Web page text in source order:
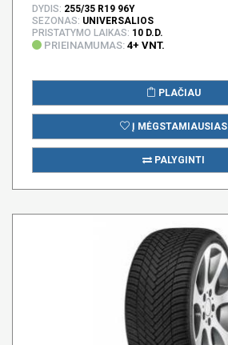
DYDIS: 255/35 R19 96Y
SEZONAS: UNIVERSALIOS
PRISTATYMO LAIKAS: 10 D.D.
PRIEINAMUMAS: 4+ VNT.
PLAČIAU
Į MĖGSTAMIAUSIAS
PALYGINTI